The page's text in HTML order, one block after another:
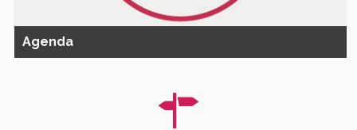
Agenda